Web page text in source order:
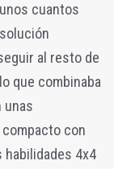
cuantos
al resto de
que combinaba
unas
con
habilidades 4x4